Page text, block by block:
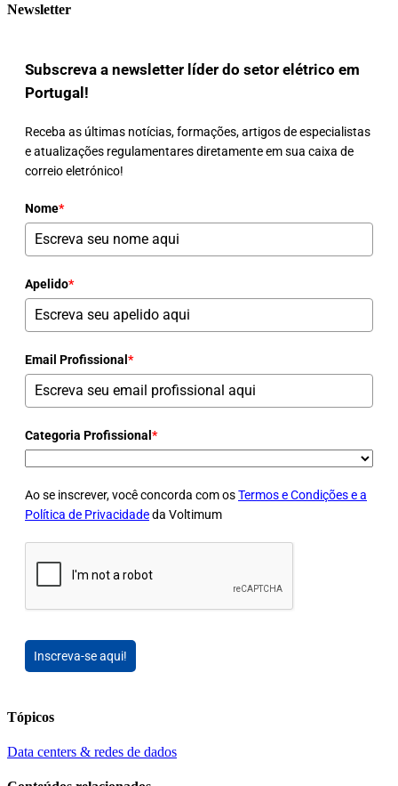
Newsletter
Subscreva a newsletter líder do setor elétrico em
Portugal!
Receba as últimas notícias, formações, artigos de especialistas
e atualizações regulamentares diretamente em sua caixa de
correio eletrónico!
Nome*
Apelido*
Email Profissional *
Categoria Profissional *
Ao se inscrever, você concorda com osTermos e Condições e a
Política de Privacidadeda Voltimum
Inscreva-se aqui!
Tópicos
Data centers & redes de dados